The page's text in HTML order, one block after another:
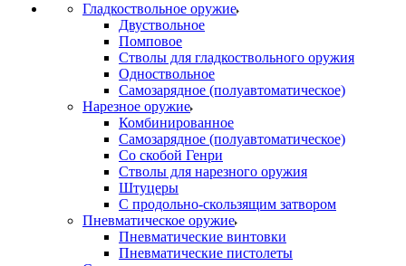
Гладкоствольное оружие
Двуствольное
Помповое
Стволы для гладкоствольного оружия
Одноствольное
Самозарядное (полуавтоматическое)
Нарезное оружие
Комбинированное
Самозарядное (полуавтоматическое)
Со скобой Генри
Стволы для нарезного оружия
Штуцеры
С продольно-скользящим затвором
Пневматическое оружие
Пневматические винтовки
Пневматические пистолеты